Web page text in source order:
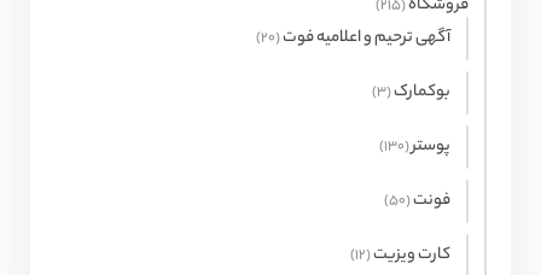
فروشگاه 215
215
محصول
آگهی ترحیم و اعلامیه فوت 20
20
بوکمارک 3
3
پوستر 130
130
فونت 50
50
کارت ویزیت 12
12